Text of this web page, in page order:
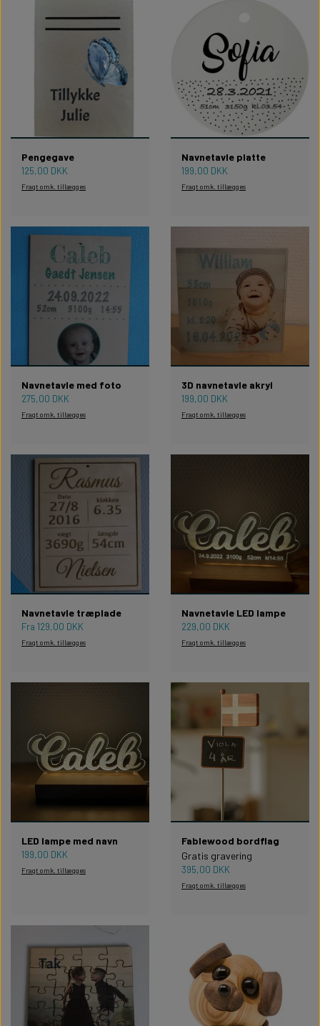
Pengegave
125,00 DKK
Fragt omk. tillægges
Navnetavle platte
199,00 DKK
Fragt omk. tillægges
Navnetavle med foto
275,00 DKK
Fragt omk. tillægges
3D navnetavle akryl
199,00 DKK
Fragt omk. tillægges
Navnetavle træplade
Fra 129,00 DKK
Fragt omk. tillægges
Navnetavle LED lampe
229,00 DKK
Fragt omk. tillægges
LED lampe med navn
199,00 DKK
Fragt omk. tillægges
Fablewood bordflag
Gratis gravering
395,00 DKK
Fragt omk. tillægges